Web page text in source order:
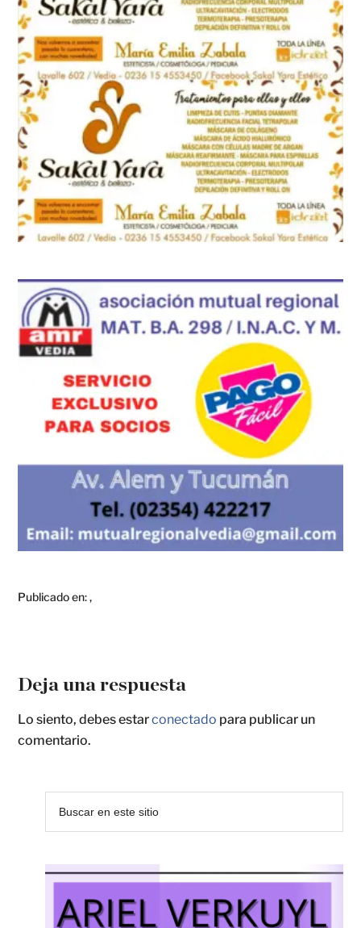
Publicado en:,
Deja una respuesta
Lo siento, debes estarconectado para publicar un
comentario.